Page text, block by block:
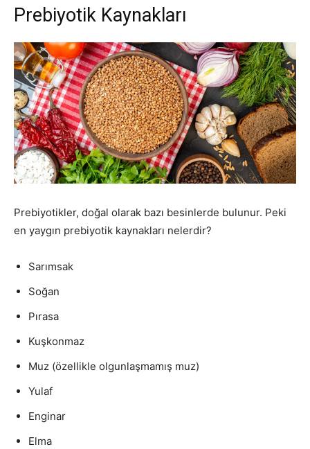
Prebiyotik Kaynakları
Prebiyotikler, doğal olarak bazı besinlerde bulunur. Peki
en yaygın prebiyotik kaynakları nelerdir?
Sarımsak
Soğan
Pırasa
Kuşkonmaz
Muz (özellikle olgunlaşmamış muz)
Yulaf
Enginar
Elma